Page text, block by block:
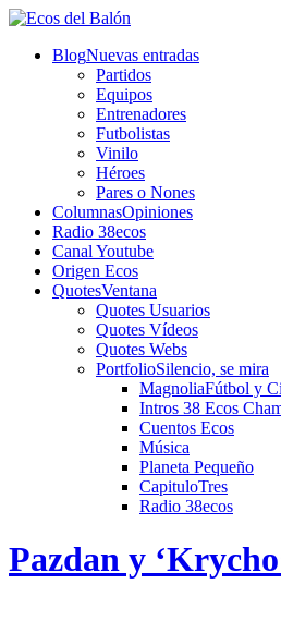
BlogNuevas entradas
Partidos
Equipos
Entrenadores
Futbolistas
Vinilo
Héroes
Pares o Nones
ColumnasOpiniones
Radio 38ecos
Canal Youtube
Origen Ecos
QuotesVentana
Quotes Usuarios
Quotes Vídeos
Quotes Webs
PortfolioSilencio, se mira
MagnoliaFútbol y
Intros 38 Ecos
Cuentos Ecos
Música
Planeta Pequeño
CapituloTres
Radio 38ecos
Pazdan y